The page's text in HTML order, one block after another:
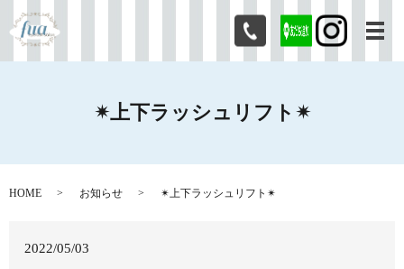
メ
✴︎上下ラッシュリフト✴︎
HOME お知らせ ✴︎上下ラッシュリフト✴︎
2022/05/03